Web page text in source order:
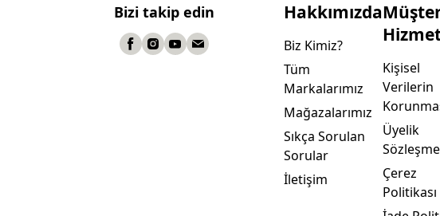
Bizi takip edin Hakkımızda
Biz Kimiz?
Tüm
Markalarımız
Mağazalarımız
Sıkça Sorulan
Sorular
İletişim
Kişisel
Verilerin
Üyelik
Çerez
Politikası